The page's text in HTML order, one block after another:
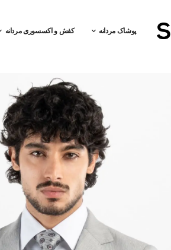
پوشاک مردانه کفش و اکسسوری مردانه